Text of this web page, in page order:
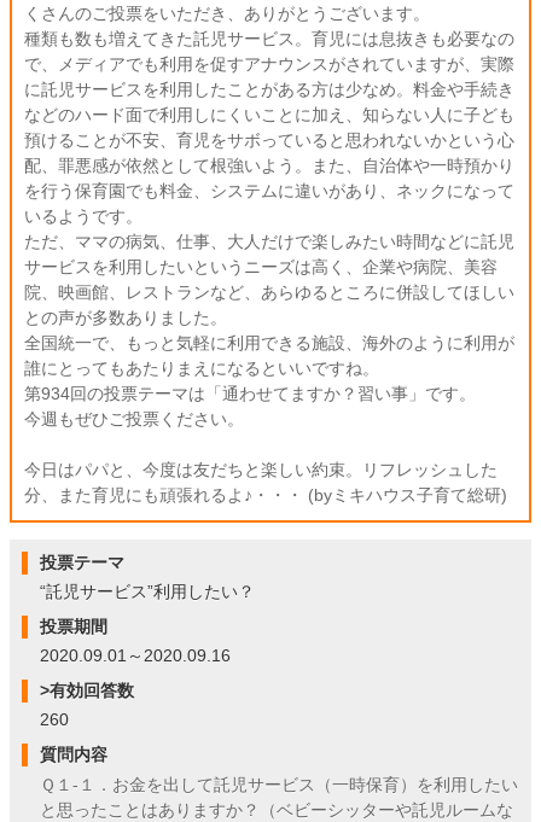
くさんのご投票をいただき、ありがとうございます。
種類も数も増えてきた託児サービス。育児には息抜きも必要なの
で、メディアでも利用を促すアナウンスがされていますが、実際
に託児サービスを利用したことがある方は少なめ。料金や手続き
などのハード面で利用しにくいことに加え、知らない人に子ども
預けることが不安、育児をサボっていると思われないかという心
配、罪悪感が依然として根強いよう。また、自治体や一時預かり
を行う保育園でも料金、システムに違いがあり、ネックになって
いるようです。
ただ、ママの病気、仕事、大人だけで楽しみたい時間などに託児
サービスを利用したいというニーズは高く、企業や病院、美容
院、映画館、レストランなど、あらゆるところに併設してほしい
との声が多数ありました。
全国統一で、もっと気軽に利用できる施設、海外のように利用が
誰にとってもあたりまえになるといいですね。
第934回の投票テーマは「通わせてますか？習い事」です。
今週もぜひご投票ください。
今日はパパと、今度は友だちと楽しい約束。リフレッシュした
分、また育児にも頑張れるよ♪・・・ (byミキハウス子育て総研)
投票テーマ
“託児サービス”利用したい？
投票期間
2020.09.01～2020.09.16
>有効回答数
260
質問内容
Ｑ１-１．お金を出して託児サービス（一時保育）を利用したい
と思ったことはありますか？（ベビーシッターや託児ルームな